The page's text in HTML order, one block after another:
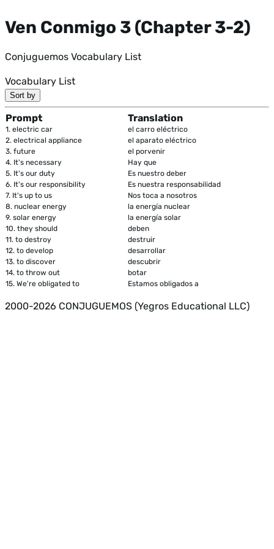
Ven Conmigo 3 (Chapter 3-2)
Conjuguemos Vocabulary List
Vocabulary List
Sort by
Prompt Translation
1. electric car
el carro eléctrico
2. electrical appliance
el aparato eléctrico
3. future
el porvenir
4. It's necessary
Hay que
5. It's our duty
Es nuestro deber
6. It's our responsibility
Es nuestra responsabilidad
7. It's up to us
Nos toca a nosotros
8. nuclear energy
la energía nuclear
9. solar energy
la energía solar
10. they should
deben
11. to destroy
destruir
12. to develop
desarrollar
13. to discover
descubrir
14. to throw out
botar
15. We're obligated to Estamos obligados a
2000-2026 CONJUGUEMOS (Yegros Educational LLC)